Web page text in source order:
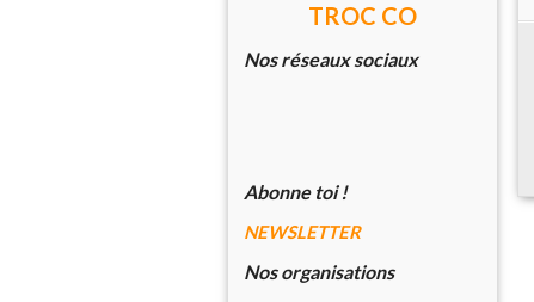
TROC CO
Nos réseaux sociaux
Abonne toi !
NEWSLETTER
Nos organisations